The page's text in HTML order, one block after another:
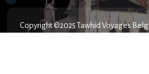
Copyright ©2025 Tawhid Voyages